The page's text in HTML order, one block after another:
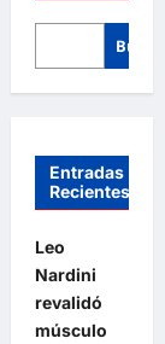
Entradas
Recientes
Leo
Nardini
revalidó
músculo